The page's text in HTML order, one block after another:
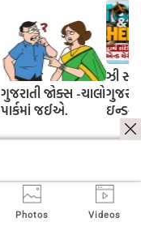
ગુજરાતી જોક્સ -ચાલો
પાર્કમાં જઈએ.
ઝી
રિલીઝ
Photos Videos